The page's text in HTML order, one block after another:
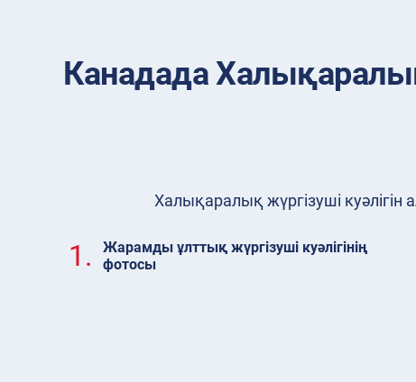
Канадада
Халықаралық жүргізуші
1.
Жарамды ұлттық жүргізуші куәлігінің
фотосы